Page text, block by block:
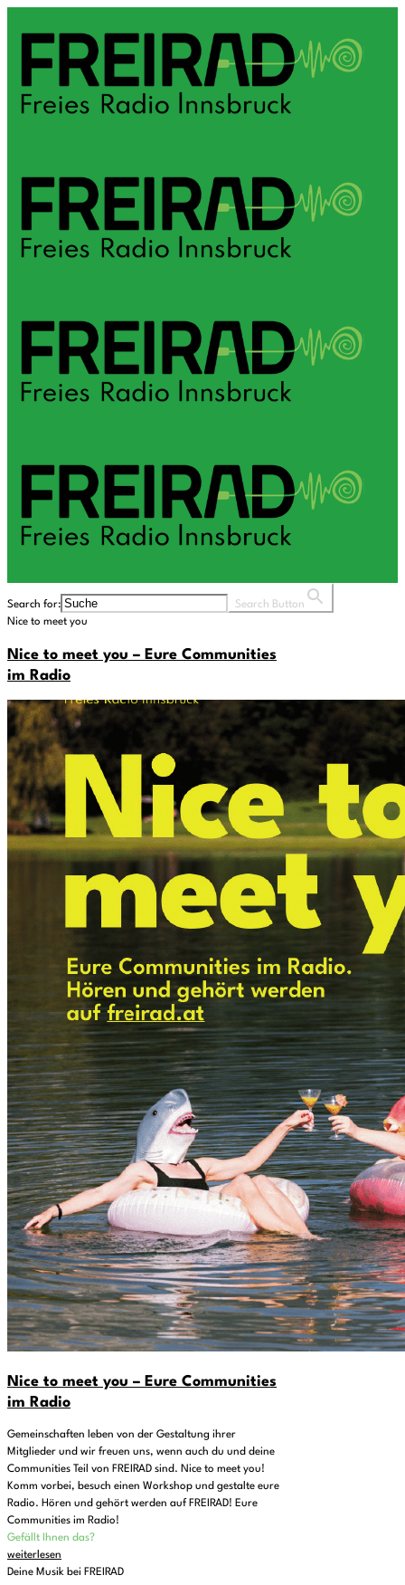
Search for:
Search Button
Nice to meet you
Nice to meet you – Eure Communities
im Radio
Nice to meet you – Eure Communities
im Radio
Gemeinschaften leben von der Gestaltung ihrer
Mitglieder und wir freuen uns, wenn auch du und deine
Communities Teil von FREIRAD sind. Nice to meet you!
Komm vorbei, besuch einen Workshop und gestalte eure
Radio. Hören und gehört werden auf FREIRAD! Eure
Communities im Radio!
Gefällt Ihnen das?
weiterlesen
Deine Musik bei FREIRAD